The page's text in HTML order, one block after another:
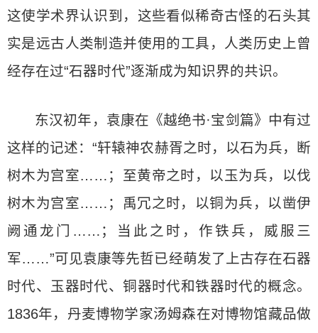
这使学术界认识到，这些看似稀奇古怪的石头其
实是远古人类制造并使用的工具，人类历史上曾
经存在过“石器时代”逐渐成为知识界的共识。
东汉初年，袁康在《越绝书·宝剑篇》中有过
这样的记述：“轩辕神农赫胥之时，以石为兵，断
树木为宫室……；至黄帝之时，以玉为兵，以伐
树木为宫室……；禹冗之时，以铜为兵，以凿伊
阙通龙门……；当此之时，作铁兵，威服三
军……”可见袁康等先哲已经萌发了上古存在石器
时代、玉器时代、铜器时代和铁器时代的概念。
1836年，丹麦博物学家汤姆森在对博物馆藏品做